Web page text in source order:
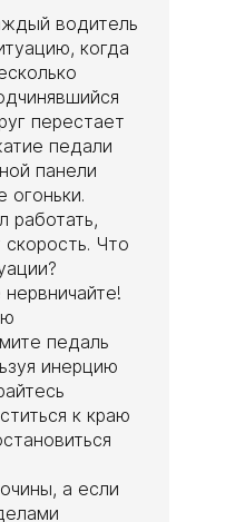
водитель
когда
перестает
педали
панели
огоньки.
работать,
Что
педаль
инерцию
к краю
а если